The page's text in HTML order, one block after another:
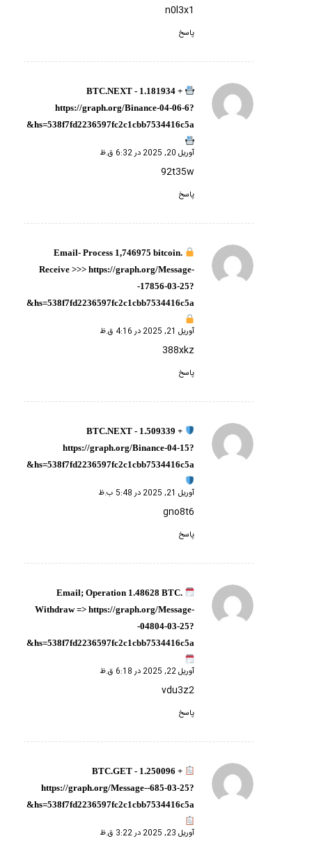
n0l3x1
پاسخ
+ 1.181934 BTC.NEXT -
https://graph.org/Binance-04-06-6?
hs=538f7fd2236597fc2c1cbb7534416c5a&
گفته:
آوریل 20, 2025 در 6:32 ق.ظ
92t35w
پاسخ
Email- Process 1,746975 bitcoin.
Receive >>> https://graph.org/Message-
-17856-03-25?
hs=538f7fd2236597fc2c1cbb7534416c5a&
گفته:
آوریل 21, 2025 در 4:16 ق.ظ
388xkz
پاسخ
+ 1.509339 BTC.NEXT -
https://graph.org/Binance-04-15?
hs=538f7fd2236597fc2c1cbb7534416c5a&
گفته:
آوریل 21, 2025 در 5:48 ب.ظ
gno8t6
پاسخ
Email; Operation 1.48628 BTC.
Withdraw => https://graph.org/Message-
-04804-03-25?
hs=538f7fd2236597fc2c1cbb7534416c5a&
گفته:
آوریل 22, 2025 در 6:18 ق.ظ
vdu3z2
پاسخ
+ 1.250096 BTC.GET -
https://graph.org/Message--685-03-25?
hs=538f7fd2236597fc2c1cbb7534416c5a&
گفته:
آوریل 23, 2025 در 3:22 ق.ظ